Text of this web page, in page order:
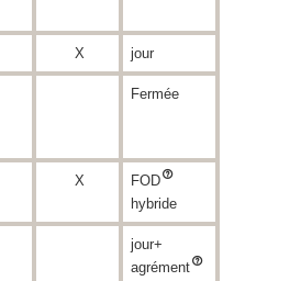
X jour
Fermée
X
FOD
hybride
jour+
agrément